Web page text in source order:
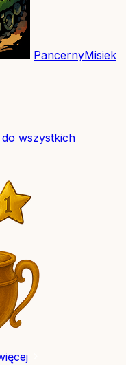
PancernyMisiek
wszystkich